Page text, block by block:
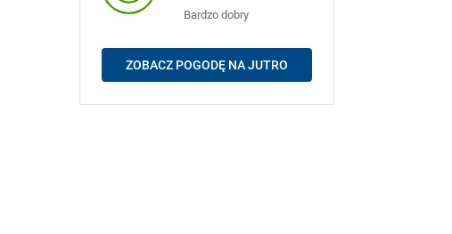
Bardzo dobry
ZOBACZ POGODĘ NA JUTRO